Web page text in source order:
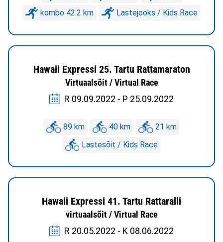
kombo 42.2 km
Lastejooks / Kids Race
Hawaii Expressi 25. Tartu Rattamaraton
Virtuaalsõit / Virtual Race
R 09.09.2022 - P 25.09.2022
89 km 40 km
21 km
Lastesõit / Kids Race
Hawaii Expressi 41. Tartu Rattaralli
virtuaalsõit / Virtual Race
R 20.05.2022 - K 08.06.2022